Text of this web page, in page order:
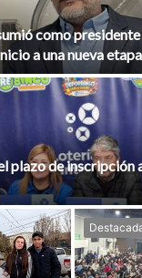
como
a una nueva
plazo de inscripción